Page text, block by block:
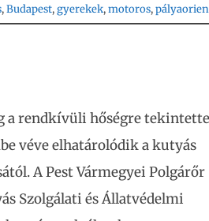
, Budapest, gyerekek, motoros,
a rendkívüli hőségre
véve elhatárolódik a kutyás
A Pest Vármegyei Polgárőr
Szolgálati és Állatvédelmi